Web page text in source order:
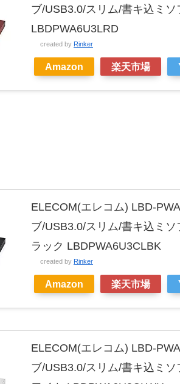
ブ/USB3.0/スリム/書キ込ミ
LBDPWA6U3LRD
created by Rinker
Amazon 楽天市場
ELECOM(エレコム) LBD-
ブ/USB3.0/スリム/書キ込ミ
ラック LBDPWA6U3CLBK
created by Rinker
Amazon 楽天市場
ELECOM(エレコム) LBD-
ブ/USB3.0/スリム/書キ込ミ